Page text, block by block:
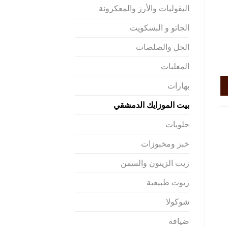
البقوليات والأرز والمعكرونة
الجاتو و البسكويت
الخل والصلصات
المعلبات
بهارات
بيت الموزايك الدمشقي
حلويات
خبز ومخبوزات
زيت الزيتون والسمن
زيوت طبيعية
شوكولا
ضيافة